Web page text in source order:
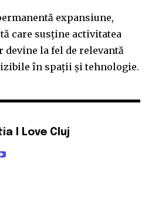
expansiune,
care susține activitatea
la fel de relevantă
în spații și tehnologie.
I Love Cluj